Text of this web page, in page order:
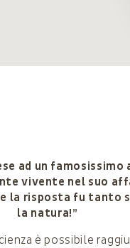
ad un
vivente nel suo
e la risposta fu
la natura!”
è possibile